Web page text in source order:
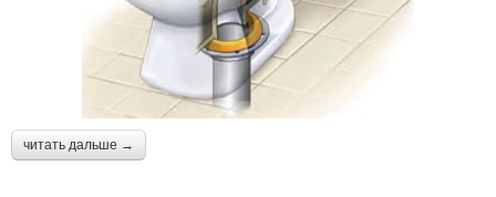
читать дальше →